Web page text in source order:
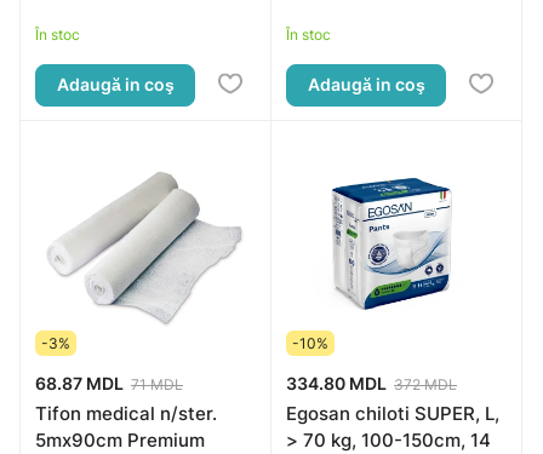
În stoc
Adaugă in coş
În stoc
Adaugă in coş
-3%
68.87 MDL 71 MDL
Tifon medical n/ster.
5mx90cm Premium
-10%
334.80 MDL 372 MDL
Egosan chiloti SUPER, L,
> 70 kg, 100-150cm, 14